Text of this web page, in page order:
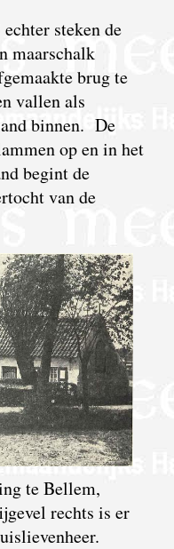
steken de
maarschalk
brug te
vallen als
binnen. De
op en in het
begint de
van de
te Bellem,
rechts is er